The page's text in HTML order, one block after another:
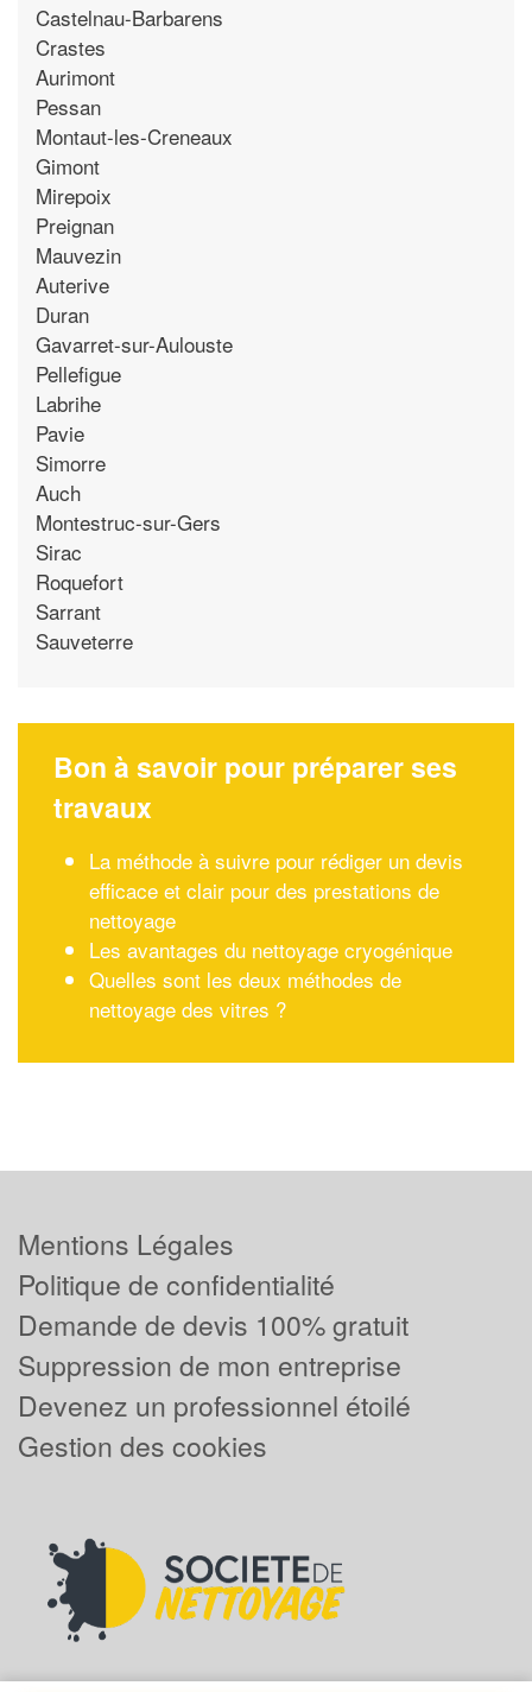
Castelnau-Barbarens
Crastes
Aurimont
Pessan
Montaut-les-Creneaux
Gimont
Mirepoix
Preignan
Mauvezin
Auterive
Duran
Gavarret-sur-Aulouste
Pellefigue
Labrihe
Pavie
Simorre
Auch
Montestruc-sur-Gers
Sirac
Roquefort
Sarrant
Sauveterre
Bon à savoir pour préparer ses
travaux
La méthode à suivre pour rédiger un devis
efficace et clair pour des prestations de
nettoyage
Les avantages du nettoyage cryogénique
Quelles sont les deux méthodes de
nettoyage des vitres ?
Mentions Légales
Politique de confidentialité
Demande de devis 100% gratuit
Suppression de mon entreprise
Devenez un professionnel étoilé
Gestion des cookies